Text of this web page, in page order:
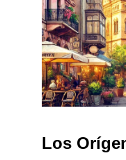
Los